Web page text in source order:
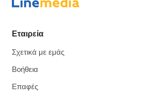
Εταιρεία
Σχετικά με εμάς
Βοήθεια
Επαφές